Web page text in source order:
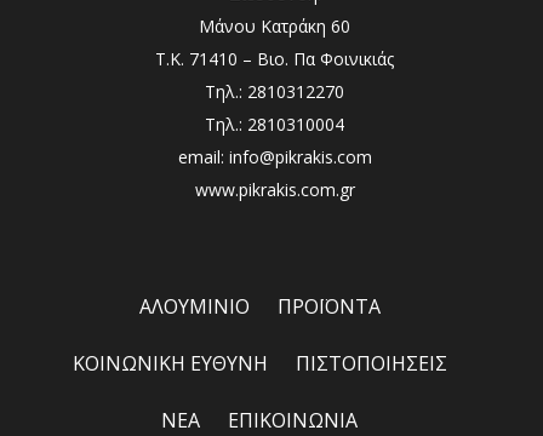
Μάνου Κατράκη 60
Τ.Κ. 71410 – Βιο. Πα Φοινικιάς
Τηλ.: 2810312270
Τηλ.: 2810310004
email: info@pikrakis.com
www.pikrakis.com.gr
ΑΛΟΥΜΙΝΙΟ ΠΡΟΪΟΝΤΑ
ΚΟΙΝΩΝΙΚΗ ΕΥΘΥΝΗ ΠΙΣΤΟΠΟΙΗΣΕΙΣ
ΝΕΑ ΕΠΙΚΟΙΝΩΝΙΑ